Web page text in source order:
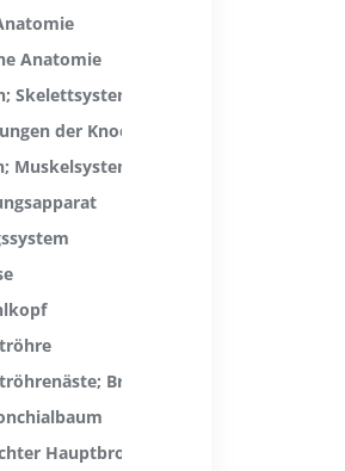
Anatomie
Skelettsystem
der Knochenelemente;
Muskelsystem
Bronchien
Hauptbronchus